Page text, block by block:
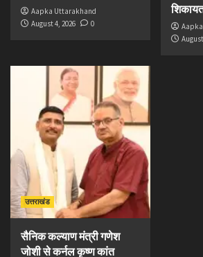
Aapka Uttarakhand
August 4, 2026
0
उत्तराखंड
सैनिक कल्याण मंत्री गणेश
जोशी से कर्नल कृष्ण कांत